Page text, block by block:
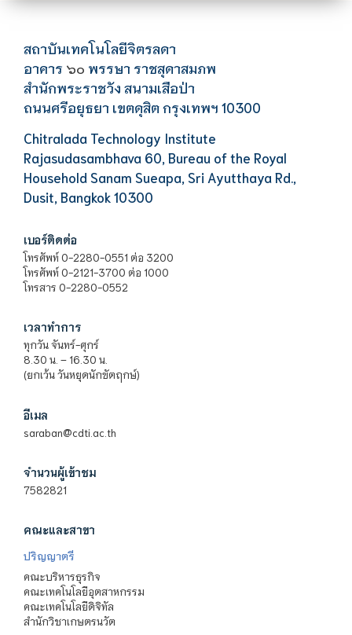
สถาบันเทคโนโลยีจิตรลดา
อาคาร ๖๐ พรรษา ราชสุดาสมภพ
สำนักพระราชวัง สนามเสือป่า
ถนนศรีอยุธยา เขตดุสิต กรุงเทพฯ 10300
Chitralada Technology Institute
Rajasudasambhava 60, Bureau of the Royal
Household Sanam Sueapa, Sri Ayutthaya Rd.,
Dusit, Bangkok 10300
เบอร์ติดต่อ
โทรศัพท์ 0-2280-0551 ต่อ 3200
โทรศัพท์ 0-2121-3700 ต่อ 1000
โทรสาร 0-2280-0552
เวลาทำการ
ทุกวัน จันทร์-ศุกร์
8.30 น. – 16.30 น.
(ยกเว้น วันหยุดนักขัตฤกษ์)
อีเมล
saraban@cdti.ac.th
จำนวนผู้เข้าชม
7582821
คณะและสาขา
ปริญญาตรี
คณะบริหารธุรกิจ
คณะเทคโนโลยีอุตสาหกรรม
คณะเทคโนโลยีดิจิทัล
สำนักวิชาเกษตรนวัต